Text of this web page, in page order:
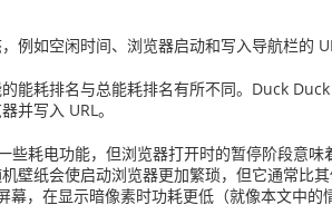
例如空闲时间、浏览器启动和写入导航栏的
能耗排名与总能耗排名有所不同。Duck
并写入 URL。
些耗电功能，但浏览器打开时的暂停阶段意
壁纸会使启动浏览器更加繁琐，但它通常比
幕，在显示暗像素时功耗更低（就像本文中